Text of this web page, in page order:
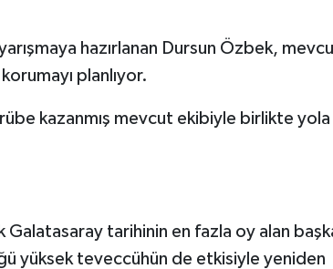
hazırlanan Dursun Özbek,
planlıyor.
kazanmış mevcut ekibiyle birlikte yola
tarihinin en fazla oy alan
yüksek teveccühün de etkisiyle yeniden